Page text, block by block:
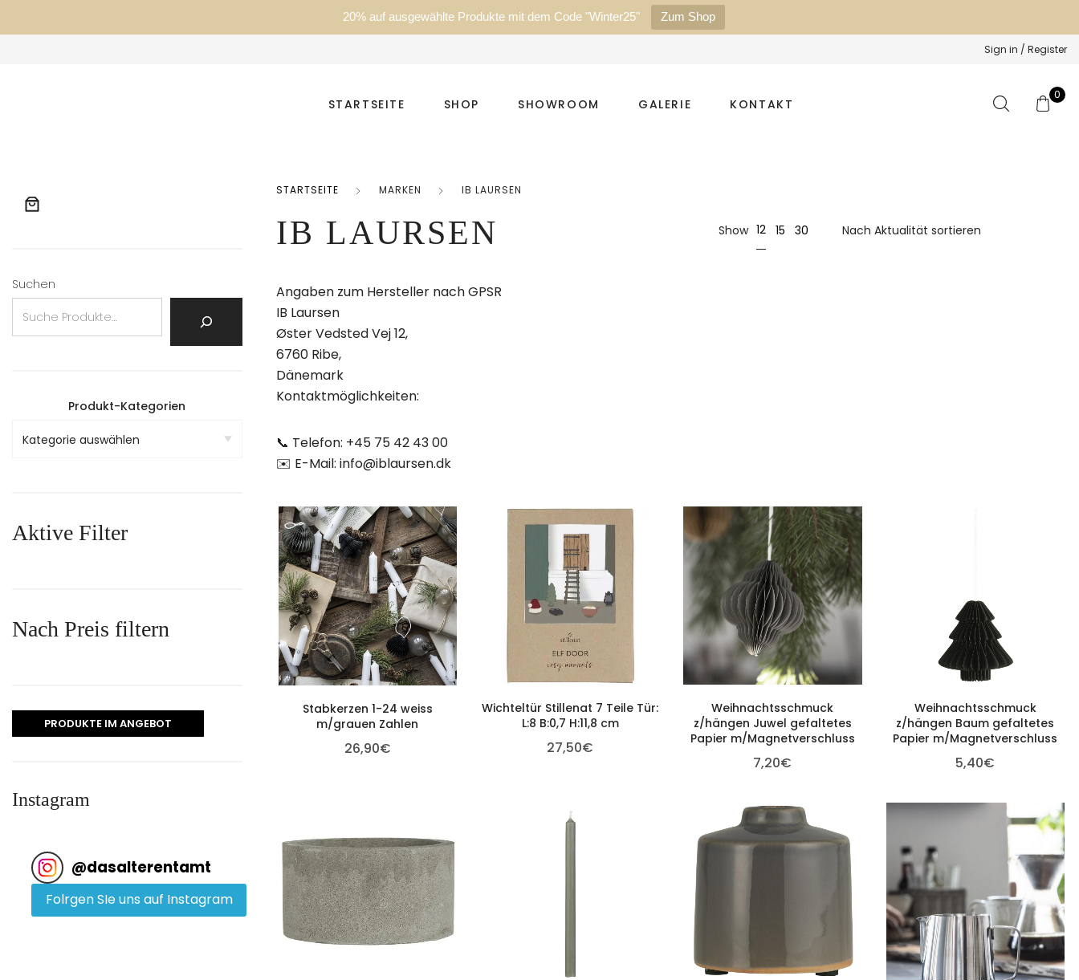
20% auf ausgewählte Produkte mit dem Code "Winter25" Zum Shop
Sign in / Register
STARTSEITE SHOP SHOWROOM GALERIE KONTAKT
0
Suchen
Produkt-Kategorien
Aktive Filter
Nach Preis filtern
PRODUKTE IM ANGEBOT
Instagram
@dasalterentamt
Folrgen SIe uns auf Instagram
STARTSEITE MARKEN IB LAURSEN
IB LAURSEN Show 12 15 30
Angaben zum Hersteller nach GPSR
IB Laursen
Øster Vedsted Vej 12,
6760 Ribe,
Dänemark
Kontaktmöglichkeiten:
📞 Telefon: +45 75 42 43 00
✉️ E-Mail: info@iblaursen.dk
Stabkerzen 1-24 weiss
m/grauen Zahlen
26,90€
Wichteltür Stillenat 7 Teile Tür:
L:8 B:0,7 H:11,8 cm
27,50€
Weihnachtsschmuck
z/hängen Juwel gefaltetes
Papier m/Magnetverschluss
7,20€
Weihnachtsschmuck
z/hängen Baum gefaltetes
Papier m/Magnetverschluss
5,40€